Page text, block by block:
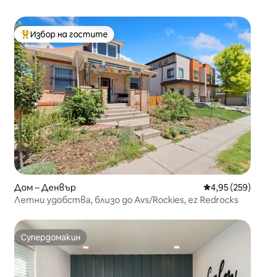
Най-популярен избор на гостите
Избор на гостите
Дом – Денвър Средна
4,95 (259)
Летни удобства, близо до Avs/Rockies, ez Redrocks
Супердомакин
Супердомакин